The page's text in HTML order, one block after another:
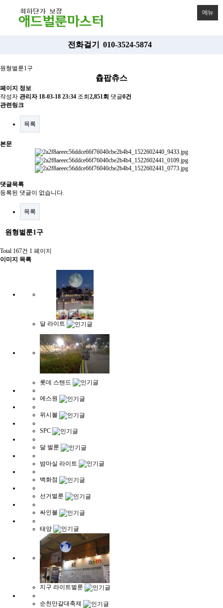
메뉴
전화걸기 010-3524-5874
원형벌룬1구
츕팝츄스
페이지 정보
작성자 관리자 18-03-18 23:34 조회 2,851회 댓글0건
관련링크
목록
본문
댓글목록
등록된 댓글이 없습니다.
목록
원형벌룬1구
Total 167건 1 페이지
이미지 목록
달 라이트
롯데 스텐드
에스원
위시볼
SPC
달 벌룬
밤마실 라이트
백화점
선거벌룬
싸인볼
태양
지구 라이트벌룬
순천만갈대축제